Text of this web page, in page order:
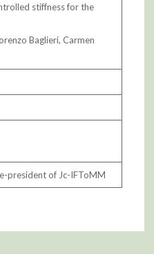
stiffness for the
Baglieri, Carmen
president of Jc-IFToMM